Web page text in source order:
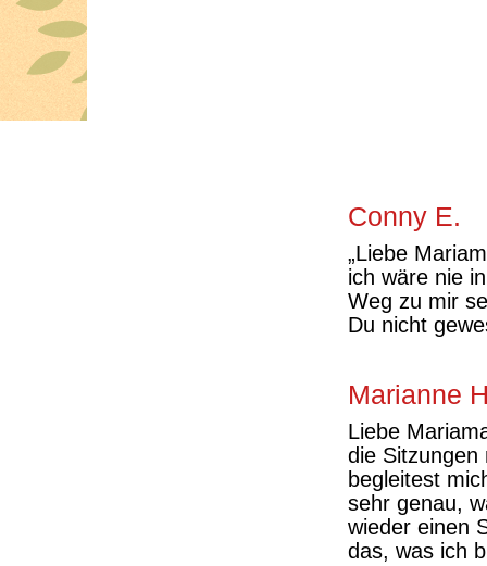
Conny E.
„Liebe
ich wäre nie
Weg zu mir
Du nicht
Marianne
Liebe
die
begleitest
sehr genau,
wieder einen
das, was ich